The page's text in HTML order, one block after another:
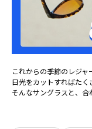
これからの季節のレジ
日光をカットすればたく
そんなサングラスと、合